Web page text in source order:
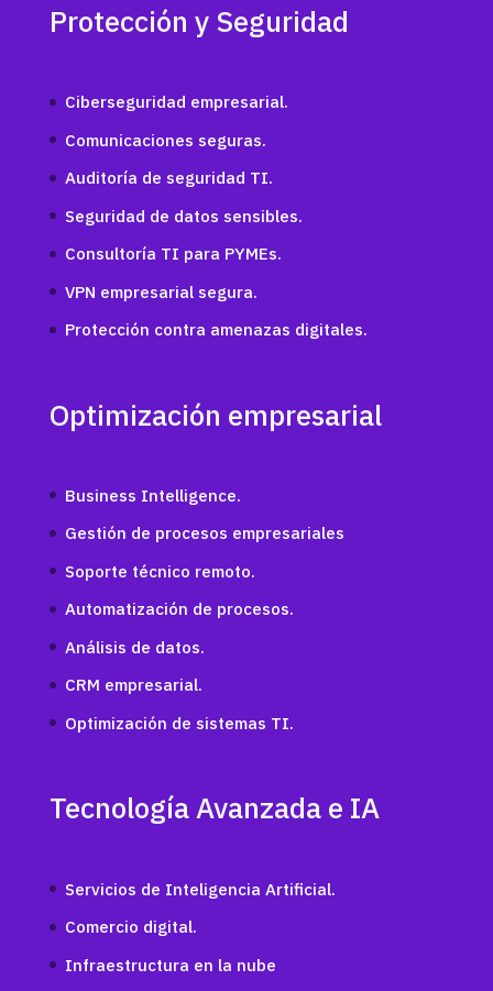
Protección y Seguridad
Ciberseguridad empresarial.
Comunicaciones seguras.
Auditoría de seguridad TI.
Seguridad de datos sensibles.
Consultoría TI para PYMEs.
VPN empresarial segura.
Protección contra amenazas digitales.
Optimización empresarial
Business Intelligence.
Gestión de procesos empresariales
Soporte técnico remoto.
Automatización de procesos.
Análisis de datos.
CRM empresarial.
Optimización de sistemas TI.
Tecnología Avanzada e IA
Servicios de Inteligencia Artificial.
Comercio digital.
Infraestructura en la nube